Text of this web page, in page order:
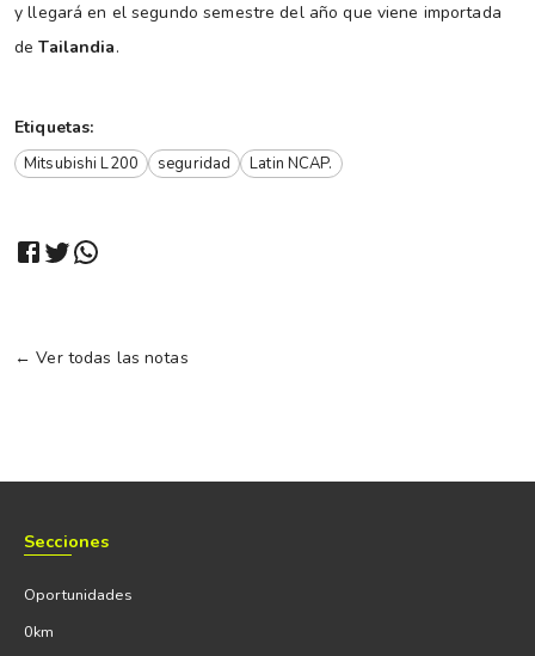
y llegará en el segundo semestre del año que viene importada
deTailandia.
Etiquetas:
Mitsubishi L200 seguridad Latin NCAP.
← Ver todas las notas
Secciones
Oportunidades
0km